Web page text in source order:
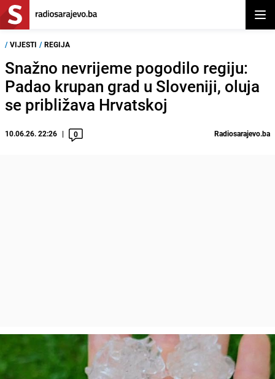
/ VIJESTI / REGIJA
Snažno nevrijeme pogodilo regiju:
Padao krupan grad u Sloveniji, oluja
se približava Hrvatskoj
10.06.26. 22:26 0 Radiosarajevo.ba